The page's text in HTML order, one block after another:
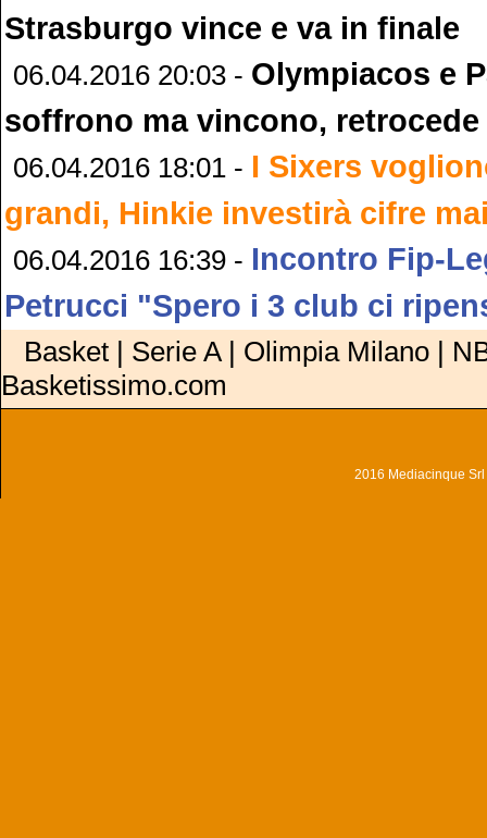
Strasburgo vince e va in finale
06.04.2016 20:03 - Olympiacos e
soffrono ma vincono, retrocede
06.04.2016 18:01 - I Sixers
grandi, Hinkie investirà cifre
06.04.2016 16:39 - Incontro Fip-
Petrucci "Spero i 3 club ci
Basket | Serie A | Olimpia Milano |
Basketissimo.com
2016 Mediacinque Srl